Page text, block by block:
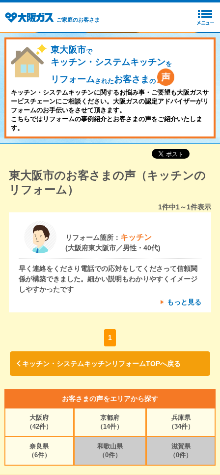
ご家庭のお客さま
東大阪市で
キッチン・システムキッチンを
リフォームされたお客さま の
キッチン・システムキッチンに関するお悩み事・ご要望も大阪ガスサ
ービスチェーンにご相談ください。大阪ガスの認定アドバイザーがリ
フォームのお手伝いをさせて頂きます。
こちらではリフォームの事例紹介とお客さまの声をご紹介いたしま
す。
東大阪市のお客さまの声（キッチンの
リフォーム）
1件中1～1件表示
リフォーム箇所： キッチン
(大阪府東大阪市／男性・40代)
早く連絡をくださり電話での応対をしてくださって信頼関
係が構築できました。細かい説明もわかりやすくイメージ
しやすかったです
もっと見る
1
キッチン・システムキッチンリフォームTOPへ戻る
お客さまの声をエリアから探す
大阪府
（42件）
京都府
（14件）
兵庫県
（34件）
奈良県
（6件）
和歌山県
（0件）
滋賀県
（0件）